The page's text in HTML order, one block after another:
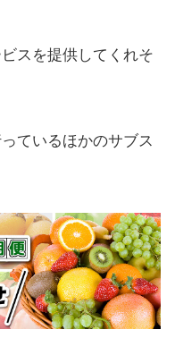
スを提供してくれそ
ているほかのサブス